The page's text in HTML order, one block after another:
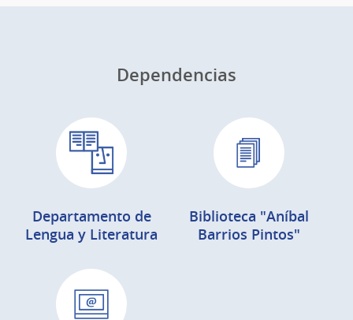
Dependencias
Departamento de
Lengua y Literatura
Biblioteca "Aníbal
Barrios Pintos"